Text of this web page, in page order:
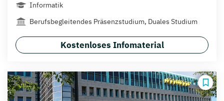
Informatik
Berufsbegleitendes Präsenzstudium, Duales Studium
Kostenloses Infomaterial